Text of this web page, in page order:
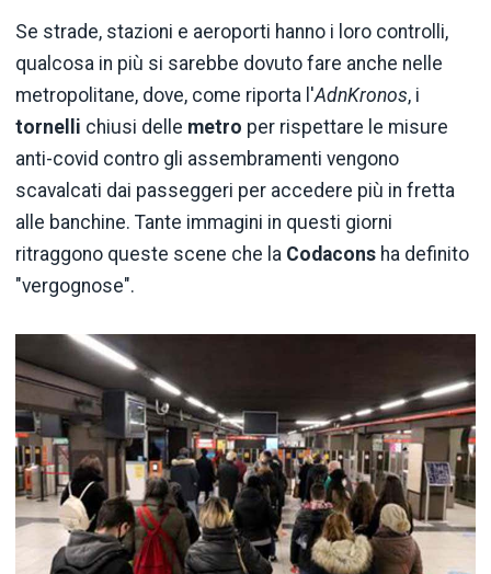
Se strade, stazioni e aeroporti hanno i loro controlli,
qualcosa in più si sarebbe dovuto fare anche nelle
metropolitane, dove, come riporta l'AdnKronos, i
tornelli chiusi delle metro per rispettare le misure
anti-covid contro gli assembramenti vengono
scavalcati dai passeggeri per accedere più in fretta
alle banchine. Tante immagini in questi giorni
ritraggono queste scene che la Codacons ha definito
"vergognose".